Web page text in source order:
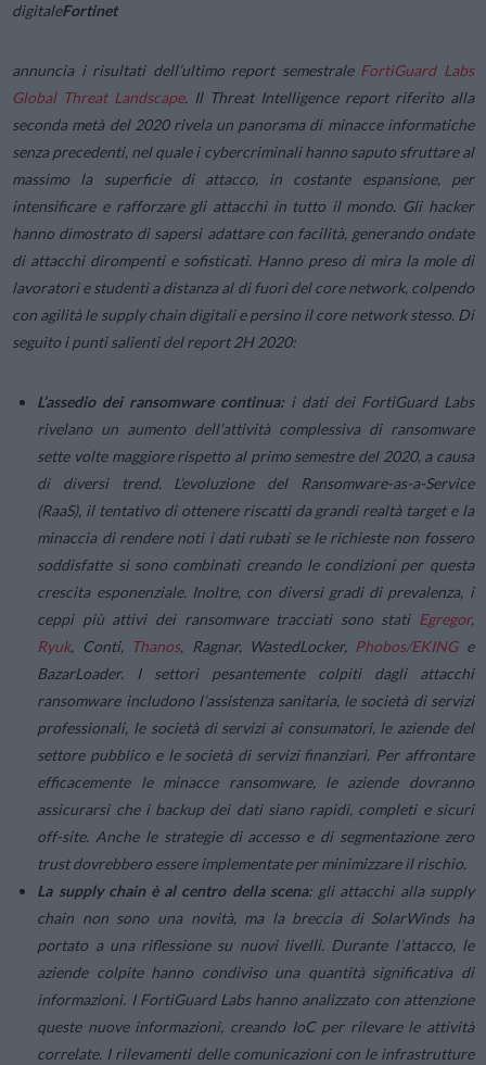
digitaleFortinet
annuncia i risultati dell’ultimo report semestrale FortiGuard Labs
Global Threat Landscape. Il Threat Intelligence report riferito alla
seconda metà del 2020 rivela un panorama di minacce informatiche
senza precedenti, nel quale i cybercriminali hanno saputo sfruttare al
massimo la superficie di attacco, in costante espansione, per
intensificare e rafforzare gli attacchi in tutto il mondo. Gli hacker
hanno dimostrato di sapersi adattare con facilità, generando ondate
di attacchi dirompenti e sofisticati. Hanno preso di mira la mole di
lavoratori e studenti a distanza al di fuori del core network, colpendo
con agilità le supply chain digitali e persino il core network stesso. Di
seguito i punti salienti del report 2H 2020:
L’assedio dei ransomware continua: i dati dei FortiGuard Labs
rivelano un aumento dell’attività complessiva di ransomware
sette volte maggiore rispetto al primo semestre del 2020, a causa
di diversi trend. L’evoluzione del Ransomware-as-a-Service
(RaaS), il tentativo di ottenere riscatti da grandi realtà target e la
minaccia di rendere noti i dati rubati se le richieste non fossero
soddisfatte si sono combinati creando le condizioni per questa
crescita esponenziale. Inoltre, con diversi gradi di prevalenza, i
ceppi più attivi dei ransomware tracciati sono stati Egregor,
Ryuk, Conti, Thanos, Ragnar, WastedLocker, Phobos/EKINGe
BazarLoader. I settori pesantemente colpiti dagli attacchi
ransomware includono l’assistenza sanitaria, le società di servizi
professionali, le società di servizi ai consumatori, le aziende del
settore pubblico e le società di servizi finanziari. Per affrontare
efficacemente le minacce ransomware, le aziende dovranno
assicurarsi che i backup dei dati siano rapidi, completi e sicuri
off-site. Anche le strategie di accesso e di segmentazione zero
trust dovrebbero essere implementate per minimizzare il rischio.
La supply chain è al centro della scena: gli attacchi alla supply
chain non sono una novità, ma la breccia di SolarWinds ha
portato a una riflessione su nuovi livelli. Durante l’attacco, le
aziende colpite hanno condiviso una quantità significativa di
informazioni. I FortiGuard Labs hanno analizzato con attenzione
queste nuove informazioni, creando IoC per rilevare le attività
correlate. I rilevamenti delle comunicazioni con le infrastrutture